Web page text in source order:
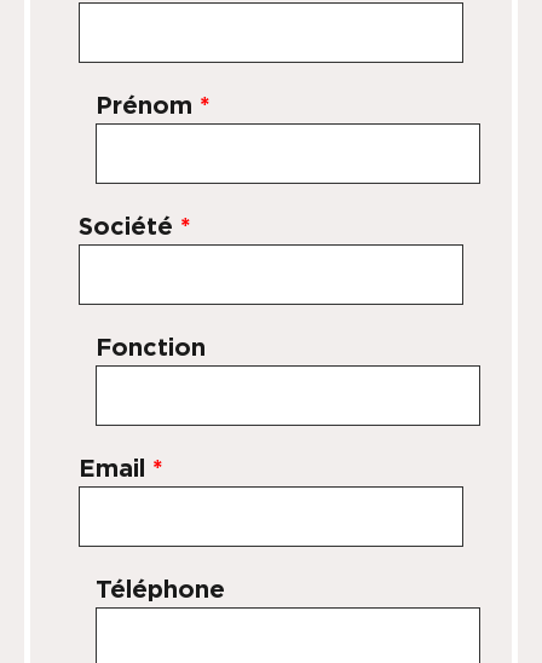
Prénom *
Société *
Fonction
Email *
Téléphone